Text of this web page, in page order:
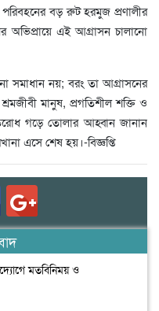
বড় রুট হরমুজ প্রণালীর
অভিপ্রায়ে এই আগ্রাসন চালানো
সমাধান নয়; বরং তা আগ্রাসনের
মানুষ, প্রগতিশীল শক্তি ও
গড়ে তোলার আহ্বান জানান
এসে শেষ হয়।-বিজ্ঞপ্তি
মতবিনিময় ও